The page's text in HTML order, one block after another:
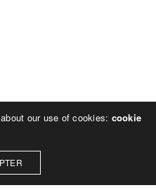
our use of cookies: cookie